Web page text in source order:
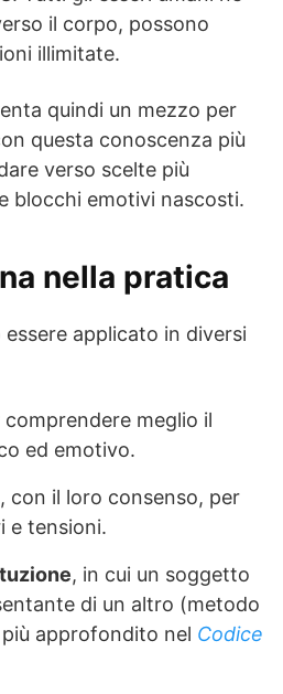
il corpo, possono
illimitate.
quindi un mezzo per
questa conoscenza più
verso scelte più
blocchi emotivi nascosti.
nella pratica
applicato in diversi
comprendere meglio il
ed emotivo.
, con il loro consenso, per
e tensioni.
, in cui un soggetto
di un altro (metodo
approfondito nel Codice